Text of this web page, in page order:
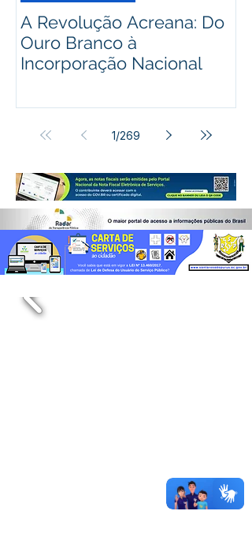
A Revolução Acreana: Do
Ouro Branco à
Incorporação Nacional
1/269